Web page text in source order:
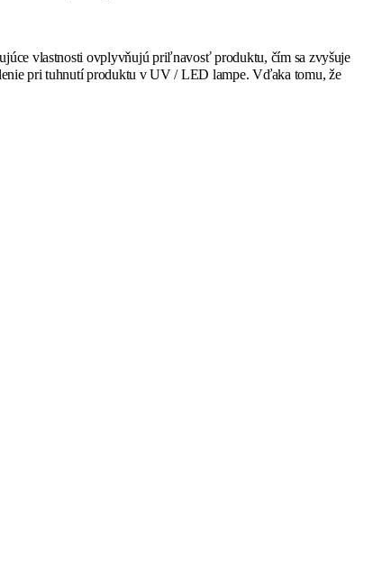
vlastnosti ovplyvňujú priľnavosť produktu, čím sa zvyšuje
pri tuhnutí produktu v UV / LED lampe. Vďaka tomu, že